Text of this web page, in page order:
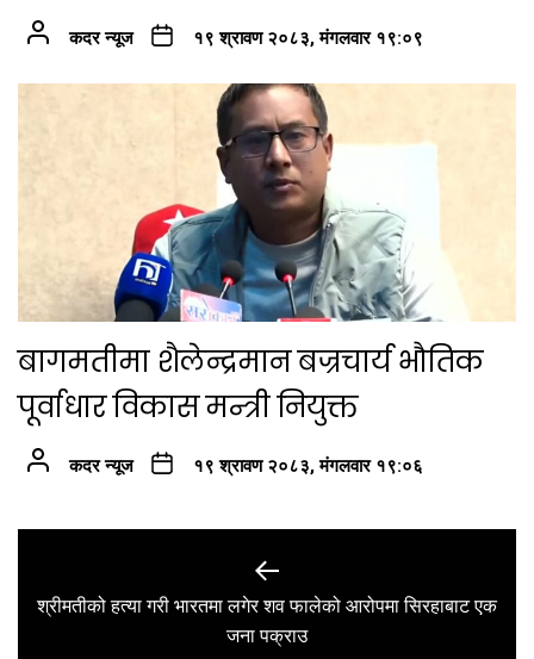
कदर न्यूज १९ श्रावण २०८३, मंगलवार १९:०९
बागमतीमा शैलेन्द्रमान बज्रचार्य भौतिक
पूर्वाधार विकास मन्त्री नियुक्त
कदर न्यूज १९ श्रावण २०८३, मंगलवार १९:०६
navigation
Previous
post:
श्रीमतीको हत्या गरी भारतमा लगेर शव फालेको आरोपमा सिरहाबाट एक
जना पक्राउ